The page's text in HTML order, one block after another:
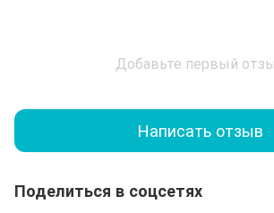
Добавьте первый
Написать отзыв
Поделиться в соцсетях